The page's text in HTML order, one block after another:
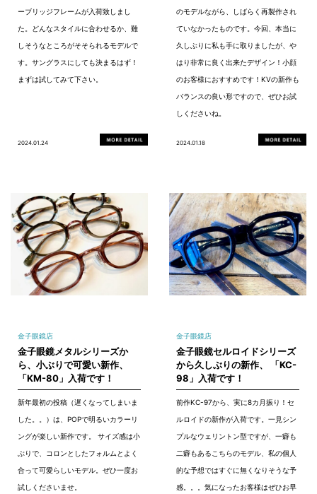
ーブリッジフレームが入荷致しまし
た。どんなスタイルに合わせるか、難
しそうなところがそそられるモデルで
す。サングラスにしても決まるはず！
まずは試してみて下さい。
2024.01.24
のモデルながら、しばらく再製作され
ていなかったものです。今回、本当に
久しぶりに私も手に取りましたが、や
はり非常に良く出来たデザイン！小顔
のお客様におすすめです！KVの新作も
バランスの良い形ですので、ぜひお試
しくださいね。
2024.01.18
金子眼鏡店
金子眼鏡メタルシリーズか
ら、小ぶりで可愛い新作、
「KM-80」入荷です！
新年最初の投稿（遅くなってしまいま
した。。）は、POPで明るいカラーリ
ングが楽しい新作です。 サイズ感は小
ぶりで、コロンとしたフォルムとよく
合って可愛らしいモデル。ぜひ一度お
試しくださいませ。
金子眼鏡店
金子眼鏡セルロイドシリーズ
から久しぶりの新作、 「KC-
98」入荷です！
前作KC-97から、実に8カ月振り！セ
ルロイドの新作が入荷です。一見シン
プルなウェリントン型ですが、一癖も
二癖もあるこちらのモデル、私の個人
的な予想ではすぐに無くなりそうな予
感。。。気になったお客様はぜひお早